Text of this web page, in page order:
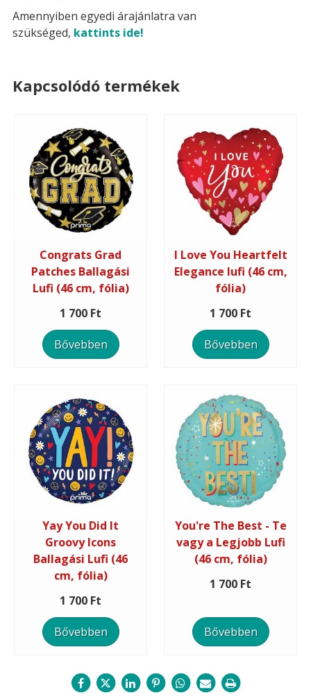
Amennyiben egyedi árajánlatra van
szükséged, kattints ide!
Kapcsolódó termékek
Congrats Grad
Patches Ballagási
Lufi (46 cm, fólia)
1 700 Ft
Bővebben
I Love You Heartfelt
Elegance lufi (46 cm,
fólia)
1 700 Ft
Bővebben
Yay You Did It
Groovy Icons
Ballagási Lufi (46
cm, fólia)
1 700 Ft
Bővebben
You're The Best - Te
vagy a Legjobb Lufi
(46 cm, fólia)
1 700 Ft
Bővebben